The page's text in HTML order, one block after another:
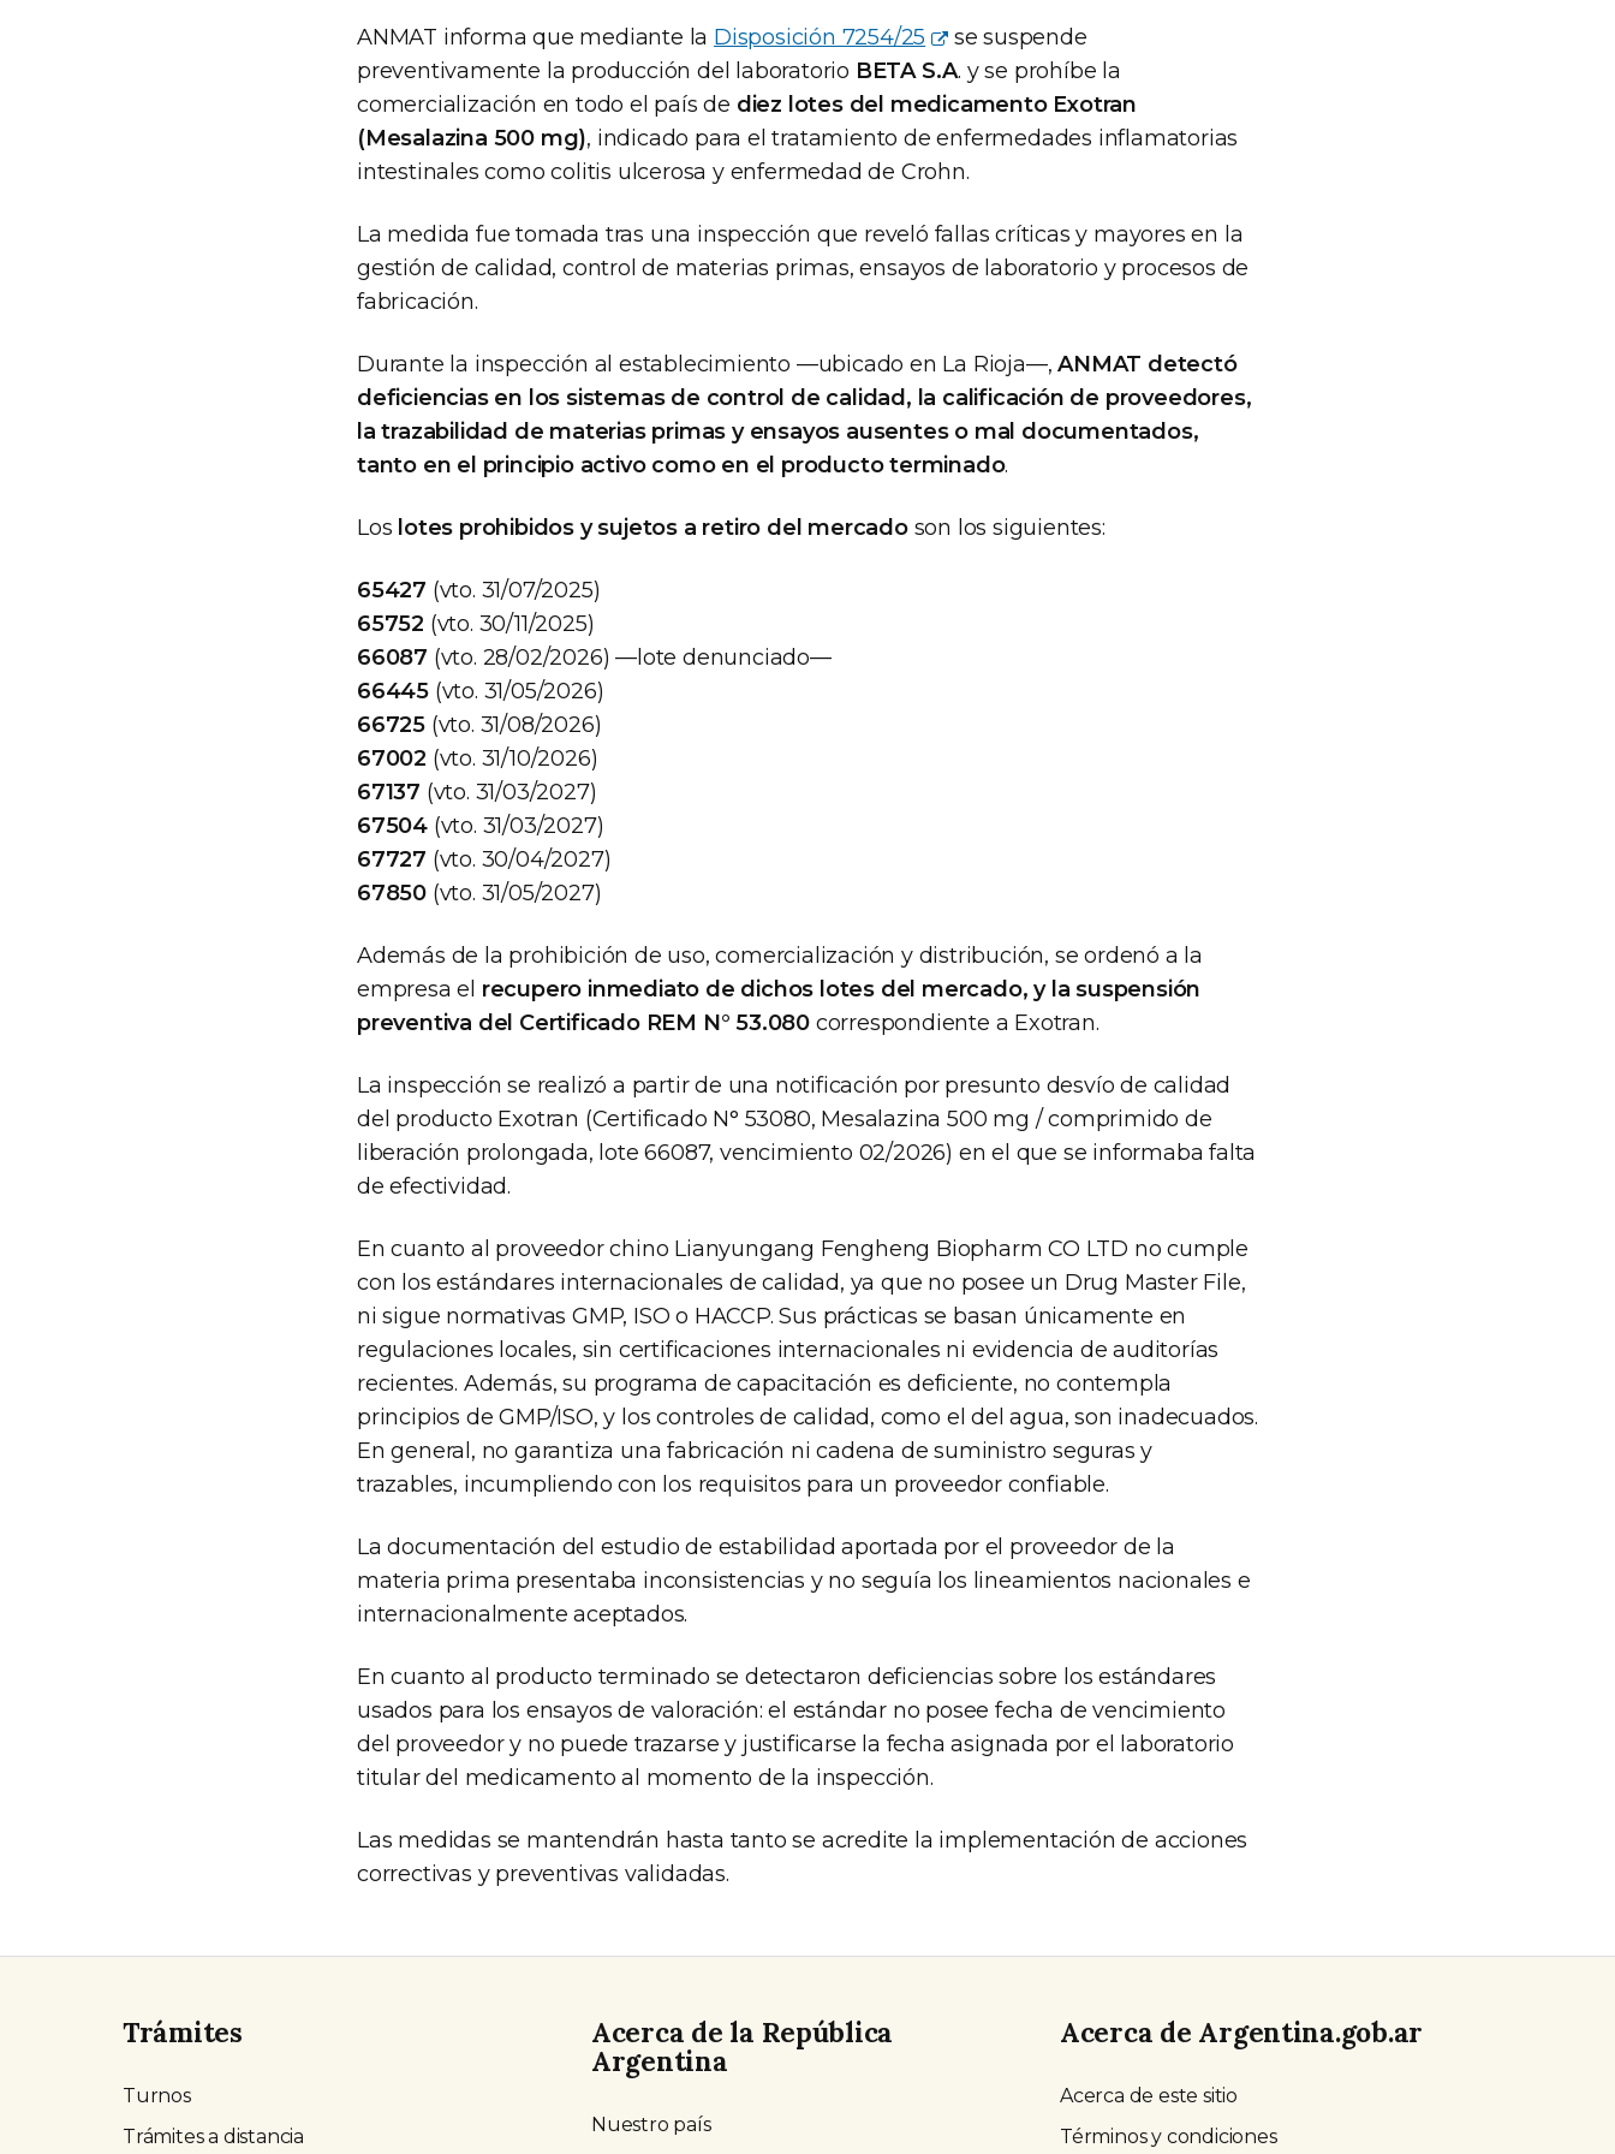
ANMAT informa que mediante la Disposición 7254/25
se suspende
preventivamente la producción del laboratorio BETA S.A. y se prohíbe la
comercialización en todo el país de diez lotes del medicamento Exotran
(Mesalazina 500 mg), indicado para el tratamiento de enfermedades inflamatorias
intestinales como colitis ulcerosa y enfermedad de Crohn.
La medida fue tomada tras una inspección que reveló fallas críticas y mayores en la
gestión de calidad, control de materias primas, ensayos de laboratorio y procesos de
fabricación.
Durante la inspección al establecimiento —ubicado en La Rioja—,ANMAT detectó
deficiencias en los sistemas de control de calidad, la calificación de proveedores,
la trazabilidad de materias primas y ensayos ausentes o mal documentados,
tanto en el principio activo como en el producto terminado.
Los lotes prohibidos y sujetos a retiro del mercadoson los siguientes:
65427 (vto. 31/07/2025)
65752 (vto. 30/11/2025)
66087 (vto. 28/02/2026) —lote denunciado—
66445 (vto. 31/05/2026)
66725 (vto. 31/08/2026)
67002 (vto. 31/10/2026)
67137 (vto. 31/03/2027)
67504 (vto. 31/03/2027)
67727 (vto. 30/04/2027)
67850 (vto. 31/05/2027)
Además de la prohibición de uso, comercialización y distribución, se ordenó a la
empresa el recupero inmediato de dichos lotes del mercado, y la suspensión
preventiva del Certificado REM N° 53.080 correspondiente a Exotran.
La inspección se realizó a partir de una notificación por presunto desvío de calidad
del producto Exotran (Certificado N° 53080, Mesalazina 500 mg / comprimido de
liberación prolongada, lote 66087, vencimiento 02/2026) en el que se informaba falta
de efectividad.
En cuanto al proveedor chino Lianyungang Fengheng Biopharm CO LTD no cumple
con los estándares internacionales de calidad, ya que no posee un Drug Master File,
ni sigue normativas GMP, ISO o HACCP. Sus prácticas se basan únicamente en
regulaciones locales, sin certificaciones internacionales ni evidencia de auditorías
recientes. Además, su programa de capacitación es deficiente, no contempla
principios de GMP/ISO, y los controles de calidad, como el del agua, son inadecuados.
En general, no garantiza una fabricación ni cadena de suministro seguras y
trazables, incumpliendo con los requisitos para un proveedor confiable.
La documentación del estudio de estabilidad aportada por el proveedor de la
materia prima presentaba inconsistencias y no seguía los lineamientos nacionales e
internacionalmente aceptados.
En cuanto al producto terminado se detectaron deficiencias sobre los estándares
usados para los ensayos de valoración: el estándar no posee fecha de vencimiento
del proveedor y no puede trazarse y justificarse la fecha asignada por el laboratorio
titular del medicamento al momento de la inspección.
Las medidas se mantendrán hasta tanto se acredite la implementación de acciones
correctivas y preventivas validadas.
Trámites
Turnos
Trámites a distancia
Acerca de la República
Argentina
Nuestro país
Acerca de Argentina.gob.ar
Acerca de este sitio
Términos y condiciones